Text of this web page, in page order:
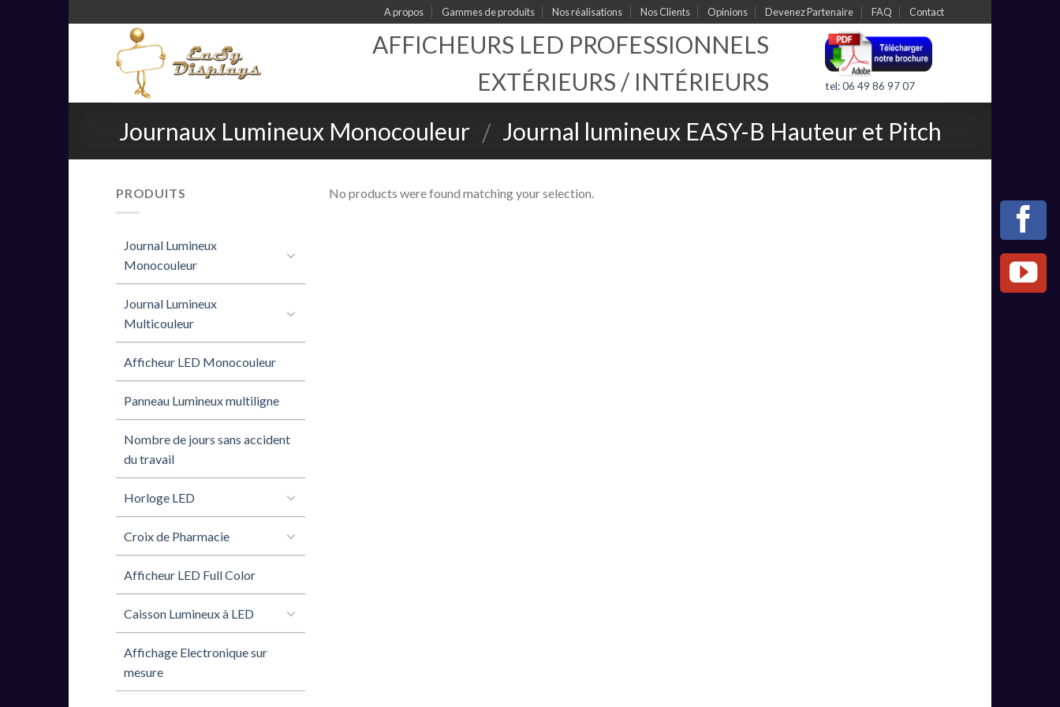
to
A propos Gammes de produits Nos réalisations Nos Clients Opinions Devenez Partenaire FAQ Contact
AFFICHEURS LED PROFESSIONNELS
EXTÉRIEURS / INTÉRIEURS
tel: 06 49 86 97 07
Journaux Lumineux Monocouleur / Journal lumineux EASY-B Hauteur et Pitch
variables
PRODUITS
Journal Lumineux
Monocouleur
Journal Lumineux
Multicouleur
Afficheur LED Monocouleur
Panneau Lumineux multiligne
Nombre de jours sans accident
du travail
Horloge LED
Croix de Pharmacie
Afficheur LED Full Color
Caisson Lumineux à LED
Affichage Electronique sur
mesure
No products were found matching your selection.